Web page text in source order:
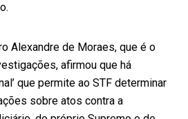
Alexandre de Moraes, que é o
afirmou que há
que permite ao STF determinar
sobre atos contra a